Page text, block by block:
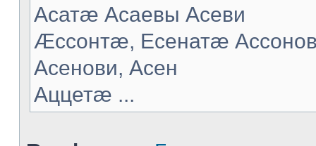
Асатæ Асаевы Асеви
Æссонтæ, Есенатæ
Асенови, Асен
Аццетæ ...